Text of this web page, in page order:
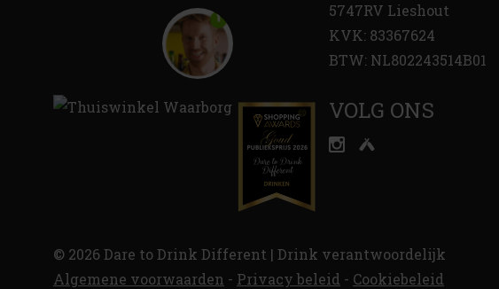
5747RV Lieshout
KVK: 83367624
BTW: NL802243514B01
VOLG ONS
© 2026 Dare to Drink Different | Drink verantwoordelijk
Algemene voorwaarden - Privacy beleid - Cookiebeleid